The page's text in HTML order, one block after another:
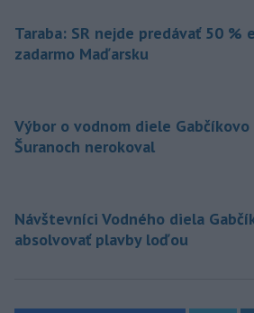
Taraba: SR nejde predávať 50
zadarmo Maďarsku
Výbor o vodnom diele
Šuranoch nerokoval
Návštevníci Vodného diela
absolvovať plavby loďou